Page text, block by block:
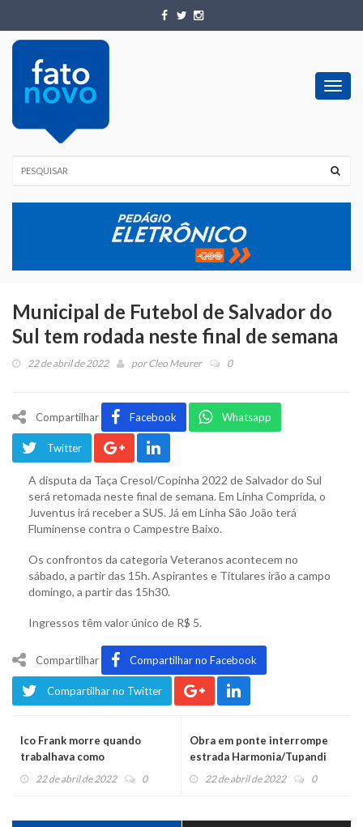
Municipal de Futebol de Salvador do
Sul tem rodada neste final de semana
22 de abril de 2022 porCleo Meurer 0
Compartilhar Facebook Whatsapp
Twitter
A disputa da Taça Cresol/Copinha 2022 de Salvador do Sul
será retomada neste final de semana. Em Linha Comprida, o
Juventus irá receber a SUS. Já em Linha São João terá
Fluminense contra o Campestre Baixo.
Os confrontos da categoria Veteranos acontecem no
sábado, a partir das 15h. Aspirantes e Titulares irão a campo
domingo, a partir das 15h30.
Ingressos têm valor único de R$ 5.
Compartilhar Compartilhar no Facebook
Compartilhar no Twitter
Ico Frank morre quando
trabalhava como
caminhoneiro
22 de abril de 2022 0
Obra em ponte interrompe
estrada Harmonia/Tupandi
22 de abril de 2022 0